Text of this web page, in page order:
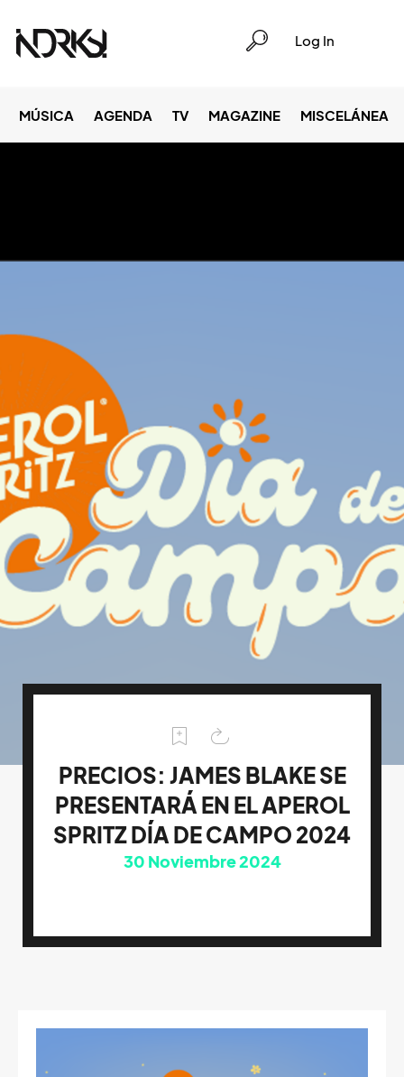
Log In
MÚSICA AGENDA TV MAGAZINE MISCELÁNEA
PRECIOS: JAMES BLAKE SE
PRESENTARÁ EN EL APEROL
SPRITZ DÍA DE CAMPO 2024
30 Noviembre 2024